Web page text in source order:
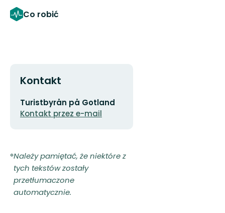
Co robić
Kontakt
Adres
e-
Turistbyrån på Gotland
Kontakt przez e-mail
Należy pamiętać, że niektóre z
tych tekstów zostały
przetłumaczone
automatycznie.